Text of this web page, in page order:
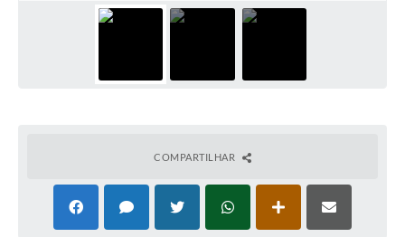
COMPARTILHAR